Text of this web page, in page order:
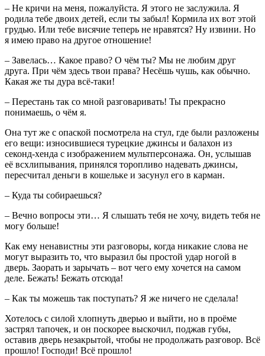
– Не кричи на меня, пожалуйста. Я этого не заслужила. Я
родила тебе двоих детей, если ты забыл! Кормила их вот этой
грудью. Или тебе висячие теперь не нравятся? Ну извини. Но
я имею право на другое отношение!
– Завелась… Какое право? О чём ты? Мы не любим друг
друга. При чём здесь твои права? Несёшь чушь, как обычно.
Какая же ты дура всё-таки!
– Перестань так со мной разговаривать! Ты прекрасно
понимаешь, о чём я.
Она тут же с опаской посмотрела на стул, где были разложены
его вещи: износившиеся турецкие джинсы и балахон из
секонд-хенда с изображением мультперсонажа. Он, услышав
её всхлипывания, принялся торопливо надевать джинсы,
пересчитал деньги в кошельке и засунул его в карман.
– Куда ты собираешься?
– Вечно вопросы эти… Я слышать тебя не хочу, видеть тебя не
могу больше!
Как ему ненавистны эти разговоры, когда никакие слова не
могут выразить то, что выразил бы простой удар ногой в
дверь. Заорать и зарычать – вот чего ему хочется на самом
деле. Бежать! Бежать отсюда!
– Как ты можешь так поступать? Я же ничего не сделала!
Хотелось с силой хлопнуть дверью и выйти, но в проёме
застрял тапочек, и он поскорее выскочил, поджав губы,
оставив дверь незакрытой, чтобы не продолжать разговор. Всё
прошло! Господи! Всё прошло!